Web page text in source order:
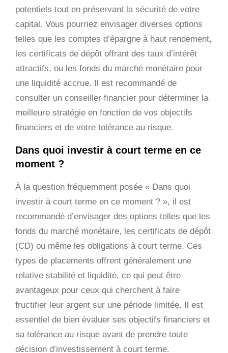
potentiels tout en préservant la sécurité de votre
capital. Vous pourriez envisager diverses options
telles que les comptes d’épargne à haut rendement,
les certificats de dépôt offrant des taux d’intérêt
attractifs, ou les fonds du marché monétaire pour
une liquidité accrue. Il est recommandé de
consulter un conseiller financier pour déterminer la
meilleure stratégie en fonction de vos objectifs
financiers et de votre tolérance au risque.
Dans quoi investir à court terme en ce
moment ?
À la question fréquemment posée « Dans quoi
investir à court terme en ce moment ? », il est
recommandé d’envisager des options telles que les
fonds du marché monétaire, les certificats de dépôt
(CD) ou même les obligations à court terme. Ces
types de placements offrent généralement une
relative stabilité et liquidité, ce qui peut être
avantageux pour ceux qui cherchent à faire
fructifier leur argent sur une période limitée. Il est
essentiel de bien évaluer ses objectifs financiers et
sa tolérance au risque avant de prendre toute
décision d’investissement à court terme.